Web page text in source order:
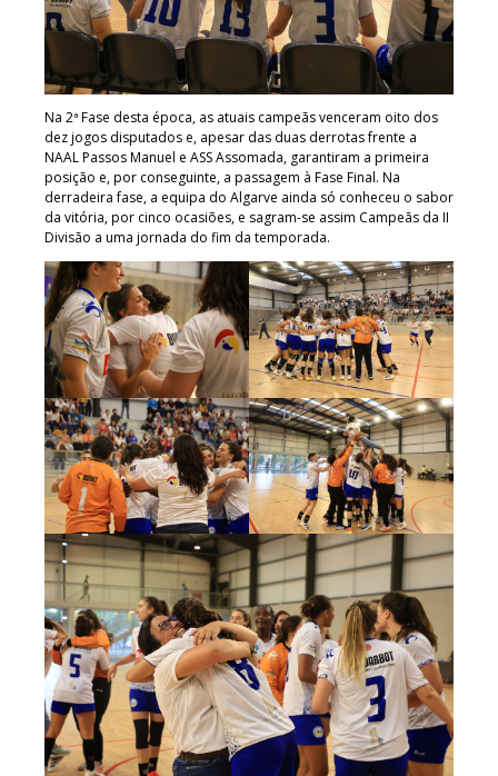
Na 2ª Fase desta época, as atuais campeãs venceram oito dos
dez jogos disputados e, apesar das duas derrotas frente a
NAAL Passos Manuel e ASS Assomada, garantiram a primeira
posição e, por conseguinte, a passagem à Fase Final. Na
derradeira fase, a equipa do Algarve ainda só conheceu o sabor
da vitória, por cinco ocasiões, e sagram-se assim Campeãs da II
Divisão a uma jornada do fim da temporada.